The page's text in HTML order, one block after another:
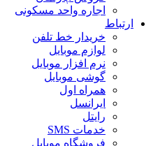
اجاره واحد مسکونی
ارتباط
خریدار خط تلفن
لوازم موبایل
نرم افزار موبایل
گوشی موبایل
همراه اول
ایرانسل
رایتل
خدمات SMS
فروشگاه موبایل